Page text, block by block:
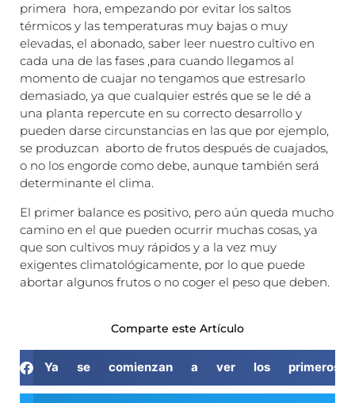
primera hora, empezando por evitar los saltos
térmicos y las temperaturas muy bajas o muy
elevadas, el abonado, saber leer nuestro cultivo en
cada una de las fases ,para cuando llegamos al
momento de cuajar no tengamos que estresarlo
demasiado, ya que cualquier estrés que se le dé a
una planta repercute en su correcto desarrollo y
pueden darse circunstancias en las que por ejemplo,
se produzcan aborto de frutos después de cuajados,
o no los engorde como debe, aunque también será
determinante el clima.
El primer balance es positivo, pero aún queda mucho
camino en el que pueden ocurrir muchas cosas, ya
que son cultivos muy rápidos y a la vez muy
exigentes climatológicamente, por lo que puede
abortar algunos frutos o no coger el peso que deben.
Comparte este Artículo
Ya se comienzan a ver los primeros